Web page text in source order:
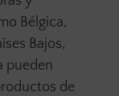
Bélgica,
Bajos,
pueden
de